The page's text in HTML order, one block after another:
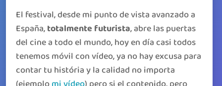
El festival, desde mi punto de vista avanzado a
España,totalmente futurista, abre las puertas
del cine a todo el mundo, hoy en día casi todos
tenemos móvil con vídeo, ya no hay excusa para
contar tu história y la calidad no importa